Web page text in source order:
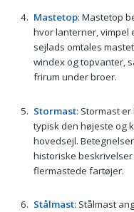
Mastetop: Mastetop
hvor lanterner, vimpel
sejlads omtales
windex og topvanter,
frirum under broer.
Stormast: Stormast
typisk den højeste og
hovedsejl.
historiske
flermastede fartøjer.
Stålmast: Stålmast